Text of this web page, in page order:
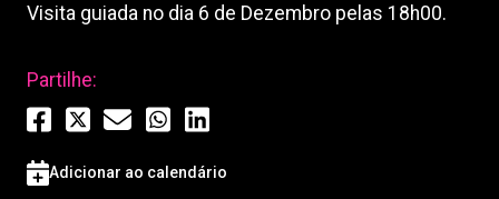
Visita guiada no dia 6 de Dezembro pelas 18h00.
Partilhe:
Adicionar ao calendário